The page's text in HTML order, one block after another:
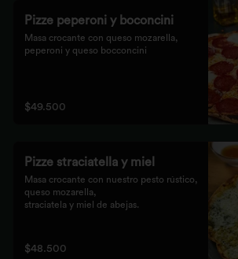
Pizze peperoni y boconcini
Masa crocante con queso mozarella,
peperoni y queso bocconcini
$49.500
Pizze straciatella y miel
Masa crocante con nuestro pesto rústico,
queso mozarella,
straciatela y miel de abejas.
$48.500